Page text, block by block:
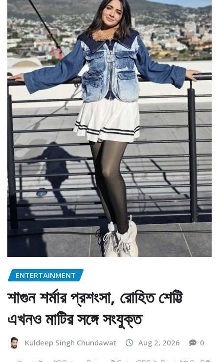
ENTERTAINMENT
শাগুন শর্মার প্রশংসা, রোহিত শেট্টি
এখনও মাটির সঙ্গে সংযুক্ত
Kuldeep Singh Chundawat Aug 2, 2026 0